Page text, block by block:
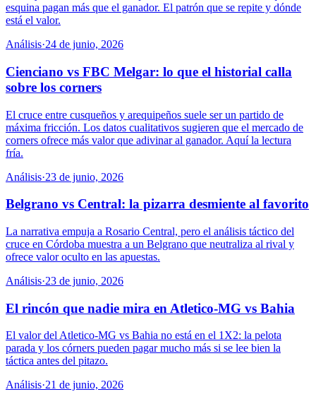
esquina pagan más que el ganador. El patrón que se repite y dónde
está el valor.
Análisis·24 de junio, 2026
Cienciano vs FBC Melgar: lo que el historial calla
sobre los corners
El cruce entre cusqueños y arequipeños suele ser un partido de
máxima fricción. Los datos cualitativos sugieren que el mercado de
corners ofrece más valor que adivinar al ganador. Aquí la lectura
fría.
Análisis·23 de junio, 2026
Belgrano vs Central: la pizarra desmiente al favorito
La narrativa empuja a Rosario Central, pero el análisis táctico del
cruce en Córdoba muestra a un Belgrano que neutraliza al rival y
ofrece valor oculto en las apuestas.
Análisis·23 de junio, 2026
El rincón que nadie mira en Atletico-MG vs Bahia
El valor del Atletico-MG vs Bahia no está en el 1X2: la pelota
parada y los córners pueden pagar mucho más si se lee bien la
táctica antes del pitazo.
Análisis·21 de junio, 2026